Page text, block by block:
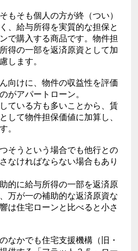
もそも個人の方が終（つい）
、給与所得を実質的な担保と
で購入する商品です。物件担
得の一部を返済原資として加
します。
向けに、物件の収益性を評価
がアパートローン。
ている方も多いことから、賃
して物件担保価値に加算し、
。
そうという場合でも他行との
なければならない場合もあり
的に給与所得の一部を返済原
万が一の補助的な返済原資な
は住宅ローンと比べると小さ
なかでも住宅支援機構（旧・